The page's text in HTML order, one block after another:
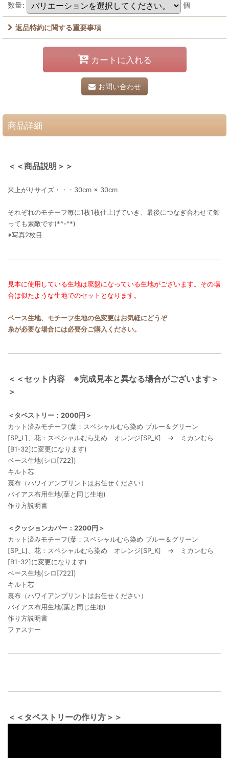
数量: 個
返品特約に関する重要事項
カートに入れる
お問い合わせ
商品詳細
＜＜商品説明＞＞
来上がりサイズ・・・30cm × 30cm
それぞれのモチーフ毎に1枚1枚仕上げていき、最後につなぎ合わせて飾
っても素敵です(*^-^*)
※写真2枚目
見本に使用している生地は廃盤になっている生地がございます。その場
合は似たような生地でのセットとなります。
ベース生地、モチーフ生地の色変更はお気軽にどうぞ
糸が必要な場合には必要分ご購入ください。
＜＜セット内容 ※完成見本と異なる場合がございます＞
＞
＜タペストリー：2000円＞
カット済みモチーフ(葉：スペシャルむら染め ブルー＆グリーン
[SP_L]、花：スペシャルむら染め オレンジ[SP_K] → ミカンむら
[B1-32]に変更になります)
ベース生地(シロ[722])
キルト芯
裏布（ハワイアンプリントはお任せください）
バイアス布用生地(葉と同じ生地)
作り方説明書
＜クッションカバー：2200円＞
カット済みモチーフ(葉：スペシャルむら染め ブルー＆グリーン
[SP_L]、花：スペシャルむら染め オレンジ[SP_K] → ミカンむら
[B1-32]に変更になります)
ベース生地(シロ[722])
キルト芯
裏布（ハワイアンプリントはお任せください）
バイアス布用生地(葉と同じ生地)
作り方説明書
ファスナー
＜＜タペストリーの作り方＞＞